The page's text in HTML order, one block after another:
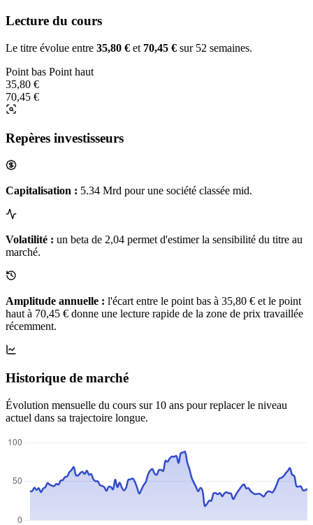
Lecture du cours
Le titre évolue entre 35,80 € et 70,45 € sur 52 semaines.
Point bas Point haut
35,80 €
70,45 €
Repères investisseurs
Capitalisation : 5.34 Mrd pour une société classée mid.
Volatilité : un beta de 2,04 permet d'estimer la sensibilité du titre au
marché.
Amplitude annuelle : l'écart entre le point bas à 35,80 € et le point
haut à 70,45 € donne une lecture rapide de la zone de prix travaillée
récemment.
Historique de marché
Évolution mensuelle du cours sur 10 ans pour replacer le niveau
actuel dans sa trajectoire longue.